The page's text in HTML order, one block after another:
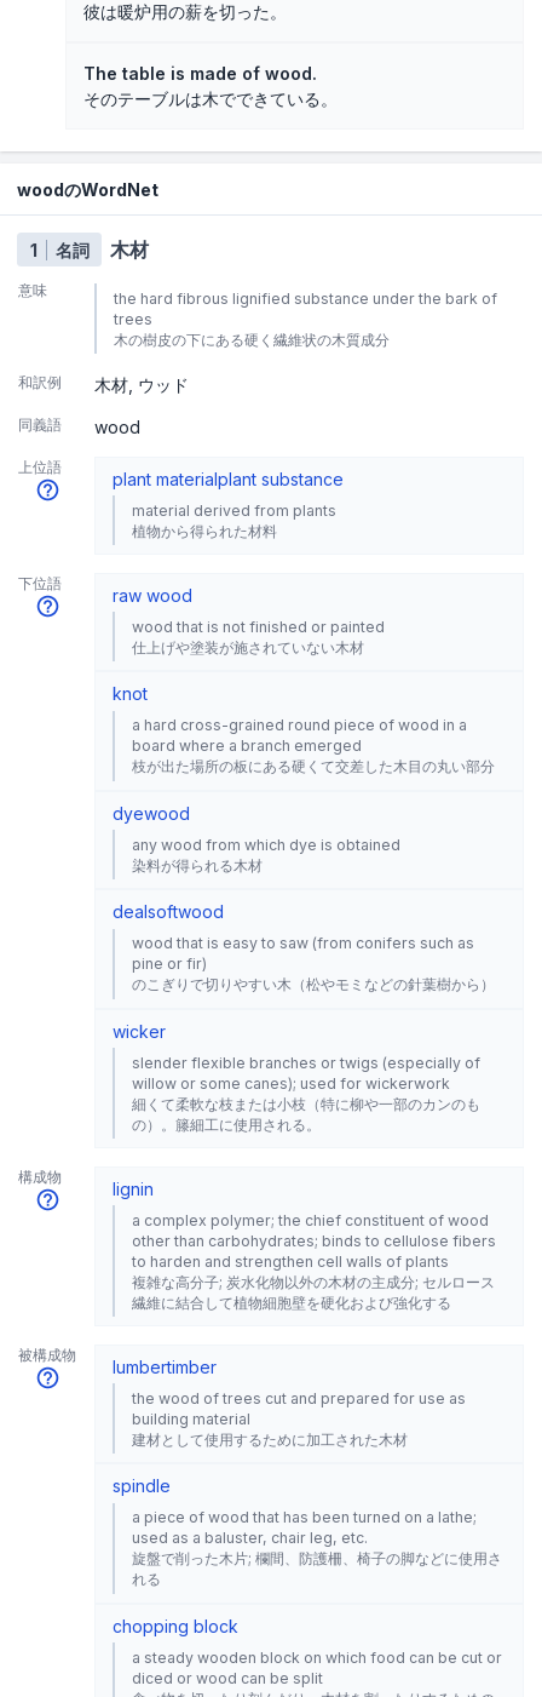
彼は暖炉用の薪を切った。
The table is made of wood.
そのテーブルは木でできている。
woodのWordNet
1 名詞 木材
意味
the hard fibrous lignified substance under the bark of
trees
木の樹皮の下にある硬く繊維状の木質成分
和訳例 木材 ウッド
同義語 wood
上位語
plant materialplant substance
material derived from plants
植物から得られた材料
下位語
raw wood
wood that is not finished or painted
仕上げや塗装が施されていない木材
knot
a hard cross-grained round piece of wood in a
board where a branch emerged
枝が出た場所の板にある硬くて交差した木目の丸い部分
dyewood
any wood from which dye is obtained
染料が得られる木材
dealsoftwood
wood that is easy to saw (from conifers such as
pine or fir)
のこぎりで切りやすい木（松やモミなどの針葉樹から）
wicker
slender flexible branches or twigs (especially of
willow or some canes); used for wickerwork
細くて柔軟な枝または小枝（特に柳や一部のカンのも
の）。籐細工に使用される。
構成物
lignin
a complex polymer; the chief constituent of wood
other than carbohydrates; binds to cellulose fibers
to harden and strengthen cell walls of plants
複雑な高分子; 炭水化物以外の木材の主成分; セルロース
繊維に結合して植物細胞壁を硬化および強化する
被構成物
lumbertimber
the wood of trees cut and prepared for use as
building material
建材として使用するために加工された木材
spindle
a piece of wood that has been turned on a lathe;
used as a baluster, chair leg, etc.
旋盤で削った木片; 欄間、防護柵、椅子の脚などに使用さ
れる
chopping block
a steady wooden block on which food can be cut or
diced or wood can be split